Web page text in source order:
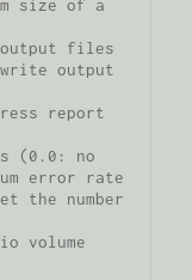
size of a
files
output
report
(0.0: no
error rate
the number
volume